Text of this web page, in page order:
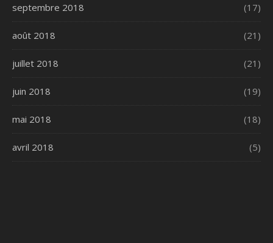
septembre 2018 (17)
août 2018 (21)
juillet 2018 (21)
juin 2018 (19)
mai 2018 (18)
avril 2018 (5)